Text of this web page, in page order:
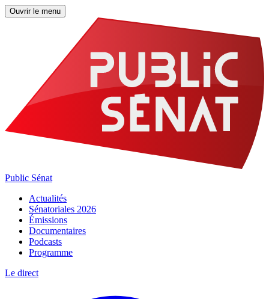
Ouvrir le menu
Public Sénat
Actualités
Sénatoriales 2026
Émissions
Documentaires
Podcasts
Programme
Le direct